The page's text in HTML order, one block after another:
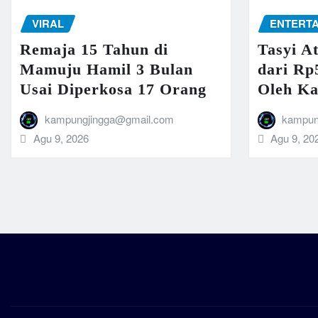
VIRAL
Remaja 15 Tahun di
Mamuju Hamil 3 Bulan
Usai Diperkosa 17 Orang
kampungjingga@gmail.com
Agu 9, 2026
Tasyi
dari
Oleh
Agu 9,